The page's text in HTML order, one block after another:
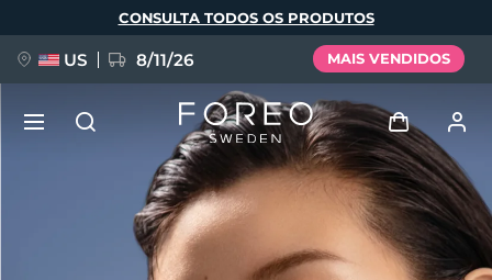
principal
CONSULTA TODOS OS PRODUTOS
US 8/11/26 MAIS VENDIDOS
Entrar
Perfil de usuário
NOVIDADE
BREAKING NEWS